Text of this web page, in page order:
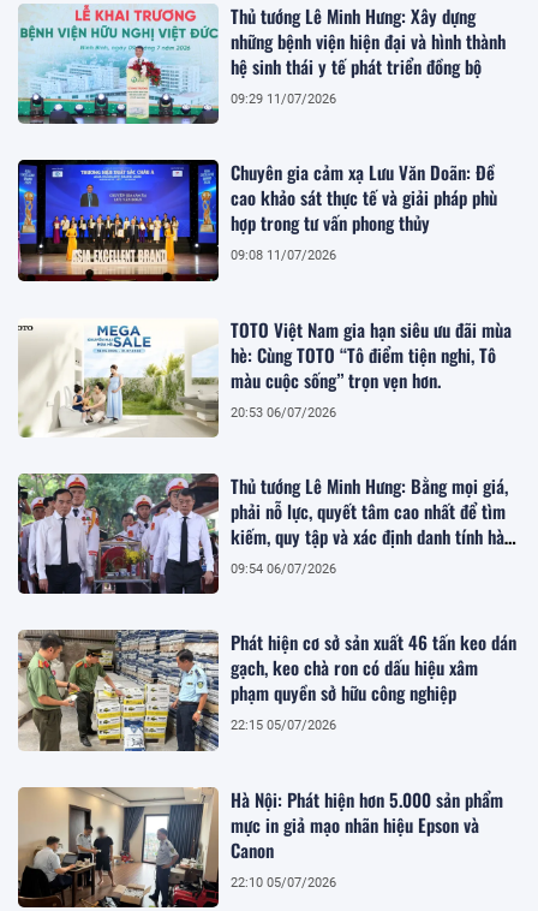
Thủ tướng Lê Minh Hưng: Xây dựng
những bệnh viện hiện đại và hình thành
hệ sinh thái y tế phát triển đồng bộ
09:29 11/07/2026
Chuyên gia cảm xạ Lưu Văn Doãn: Đề
cao khảo sát thực tế và giải pháp phù
hợp trong tư vấn phong thủy
09:08 11/07/2026
TOTO Việt Nam gia hạn siêu ưu đãi mùa
hè: Cùng TOTO “Tô điểm tiện nghi, Tô
màu cuộc sống” trọn vẹn hơn.
20:53 06/07/2026
Thủ tướng Lê Minh Hưng: Bằng mọi giá,
phải nỗ lực, quyết tâm cao nhất để tìm
kiếm, quy tập và xác định danh tính hài
cốt liệt sĩ
09:54 06/07/2026
Phát hiện cơ sở sản xuất 46 tấn keo dán
gạch, keo chà ron có dấu hiệu xâm
phạm quyền sở hữu công nghiệp
22:15 05/07/2026
Hà Nội: Phát hiện hơn 5.000 sản phẩm
mực in giả mạo nhãn hiệu Epson và
Canon
22:10 05/07/2026